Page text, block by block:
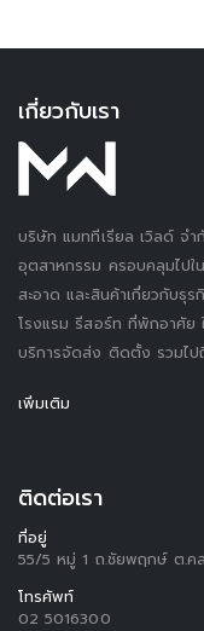
เกี่ยวกับเรา
บริษัท แมททีเรียล เวิลด์ จำ
อุตสาหกรรม ครอบคลุมไป
สะอาด และสินค้าเกี่ยวกับธุ
โรงแรม รีสอร์ท ที่พักอาศัย
บริการจัดส่ง ติดตั้ง รวมไป
เพิ่มเติม
ติดต่อเรา
ที่อยู่
55/5 หมู่ 1 ถ.ชัยพฤกษ์ ต.ค
โทรศัพท์
02 5016300